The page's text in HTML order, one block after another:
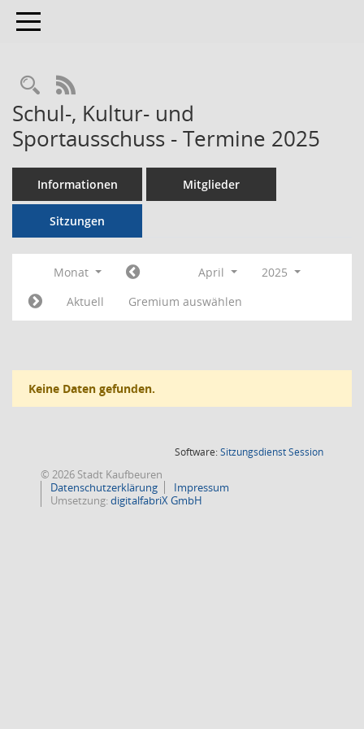
Toggle navigation
RSS-Feed
Schul-, Kultur- und
Sportausschuss - Termine 2025
Informationen Mitglieder
Sitzungen
Monat April
2025
Aktuell
Gremium auswählen
Keine Daten gefunden.
Software:SitzungsdienstSession(Wird in
© 2026 Stadt Kaufbeuren
Datenschutzerklärung
Impressum
Umsetzung:digitalfabriX GmbH